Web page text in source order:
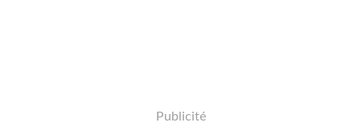
Publicité